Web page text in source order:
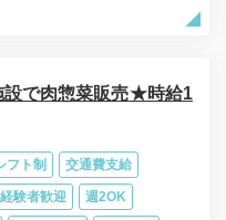
設で肉惣菜販売★時給1
フト制 交通費支給
経験者歓迎 週2OK